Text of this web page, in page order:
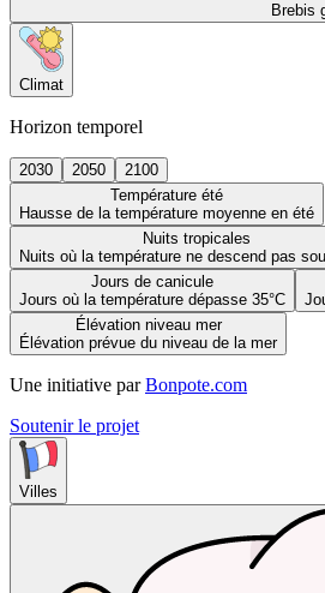
Brebis
Climat
Horizon temporel
2030 2050
2100
Température été
Hausse de la température moyenne en été
Nuits tropicales
Nuits où la température ne descend pas
Jours de canicule
Jours où la température dépasse 35°C
Élévation niveau mer
Élévation prévue du niveau de la mer
Une initiative par Bonpote.com
Soutenir le projet
Villes